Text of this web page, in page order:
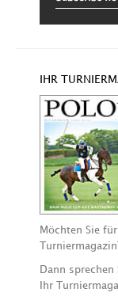
IHR
Möchten Sie
Dann
Ihr